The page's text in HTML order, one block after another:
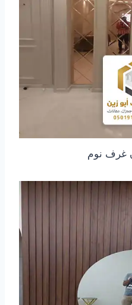
غرف نوم